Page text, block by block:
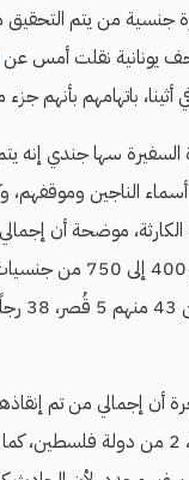
جنسية من يتم
يونانية نقلت أمس عن
باتهامهم بأنهم
السفيرة سها جندي إنه
الناجين وموقفهم،
موضحة أن
المركب يتراوح ما
باكستانيًا، 47 سوريًا، 2 من